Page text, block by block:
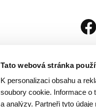
Tato webová stránka
K personalizaci obsahu a
soubory cookie. Informace
a analýzy. Partneři tyto